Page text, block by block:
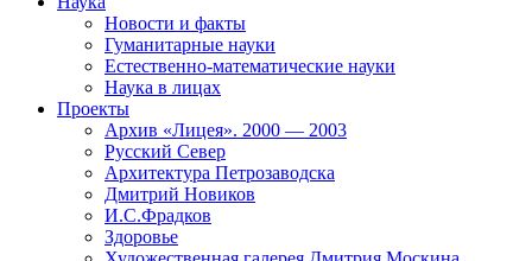
Новости и факты
Гуманитарные науки
Естественно-математические науки
Наука в лицах
Проекты
Архив «Лицея». 2000 — 2003
Русский Север
Архитектура Петрозаводска
Дмитрий Новиков
И.С.Фрадков
Здоровье